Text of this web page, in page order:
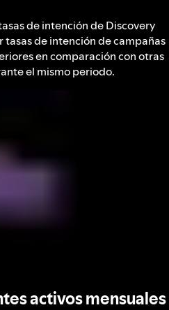
de intención de Discovery
tasas de intención de campañas
en comparación con otras
el mismo periodo.
activos mensuales